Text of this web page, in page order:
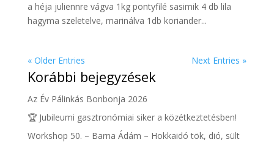
a héja juliennre vágva 1kg pontyfilé sasimik 4 db lila
hagyma szeletelve, marinálva 1db koriander...
« Older Entries Next Entries »
Korábbi bejegyzések
Az Év Pálinkás Bonbonja 2026
🏆 Jubileumi gasztronómiai siker a közétkeztetésben!
Workshop 50. – Barna Ádám – Hokkaidó tök, dió, sült